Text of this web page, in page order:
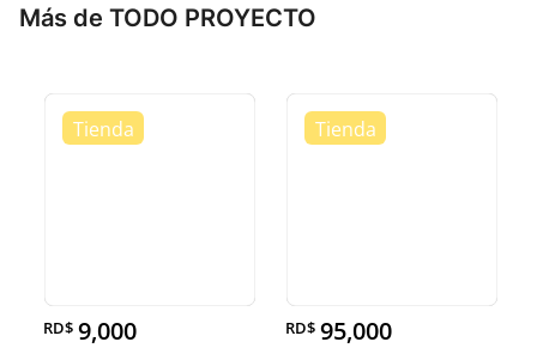
Más de TODO PROYECTO
RD$ 9,000 RD$ 95,000